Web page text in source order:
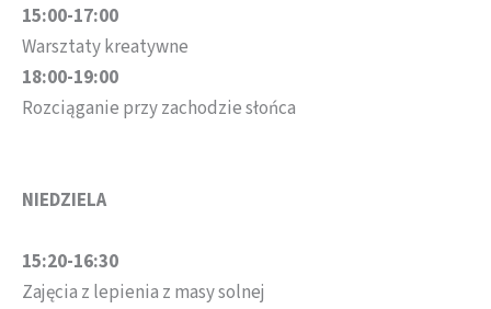
15:00-17:00
Warsztaty kreatywne
18:00-19:00
Rozciąganie przy zachodzie słońca
NIEDZIELA
15:20-16:30
Zajęcia z lepienia z masy solnej